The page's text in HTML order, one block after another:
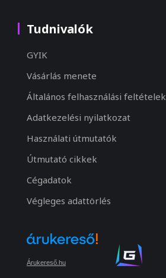
Tudnivalók
GYIK
Vásárlás menete
Általános felhasználási feltételek
Adatkezelési nyilatkozat
Használati útmutatók
Útmutató cikkek
Cégadatok
Végleges adattörlés
Árukereső.hu